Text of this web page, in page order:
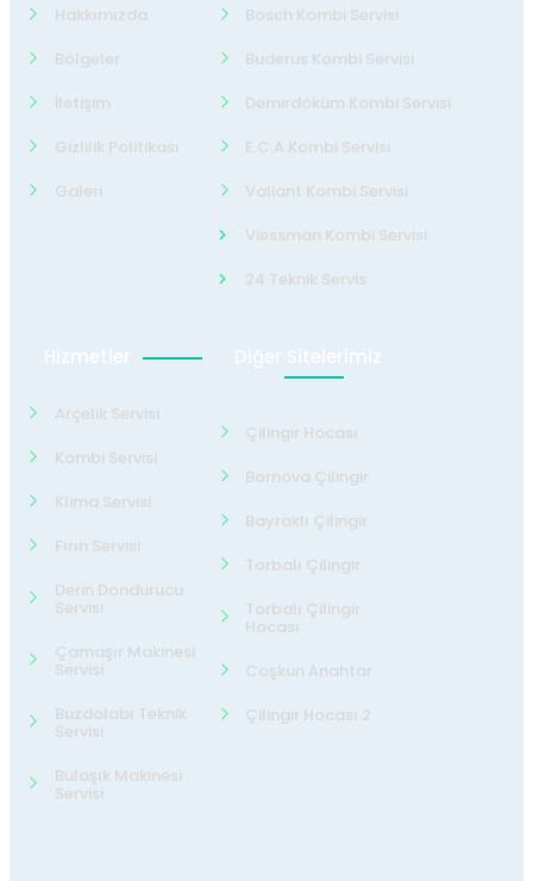
Hakkımızda
Bölgeler
İletişim
Gizlilik Politikası
Galeri
Bosch Kombi Servisi
Buderus Kombi Servisi
Demirdöküm Kombi Servisi
E.C.A Kombi Servisi
Valiant Kombi Servisi
Viessman Kombi Servisi
24 Teknik Servis
Hizmetler
Arçelik Servisi
Kombi Servisi
Klima Servisi
Fırın Servisi
Derin Dondurucu
Servisi
Çamaşır Makinesi
Servisi
Buzdolabı Teknik
Servisi
Bulaşık Makinesi
Servisi
Diğer Sitelerimiz
Çilingir Hocası
Bornova Çilingir
Bayraklı Çilingir
Torbalı Çilingir
Torbalı Çilingir
Hocası
Coşkun Anahtar
Çilingir Hocası 2